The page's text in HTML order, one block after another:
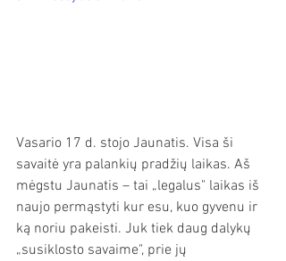
Vasario 17 d. stojo Jaunatis. Visa ši
savaitė yra palankių pradžių laikas. Aš
mėgstu Jaunatis – tai „legalus" laikas iš
naujo permąstyti kur esu, kuo gyvenu ir
ką noriu pakeisti. Juk tiek daug dalykų
„susiklosto savaime", prie jų